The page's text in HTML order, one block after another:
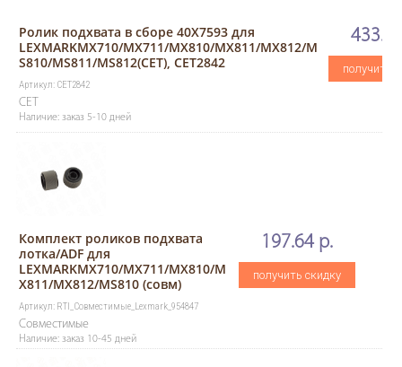
Ролик подхвата в сборе 40X7593 для
LEXMARKMX710/MX711/MX810/MX811/MX812/M
S810/MS811/MS812(CET), CET2842
Артикул: CET2842
CET
Наличие: заказ 5-10 дней
получить
Комплект роликов подхвата
лотка/ADF для
LEXMARKMX710/MX711/MX810/M
X811/MX812/MS810 (совм)
Артикул: RTI_Совместимые_Lexmark_954847
Совместимые
Наличие: заказ 10-45 дней
197.64 р.
получить скидку